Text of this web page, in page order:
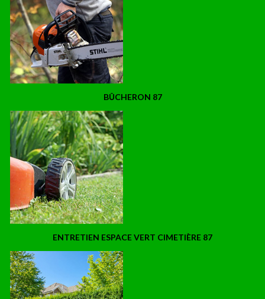
BÛCHERON 87
ENTRETIEN ESPACE VERT CIMETIÈRE 87